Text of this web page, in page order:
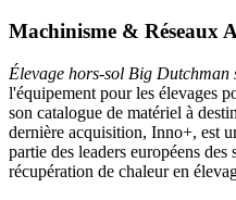
Machinisme & Réseaux
Élevage hors-sol Big Dutchman
l'équipement pour les élevages
son catalogue de matériel à
dernière acquisition, Inno+, est
partie des leaders européens
récupération de chaleur en